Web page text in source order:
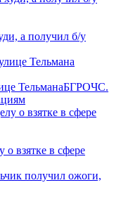
а получил б/у
ТельманаБГРОЧС.
взятке в сфере